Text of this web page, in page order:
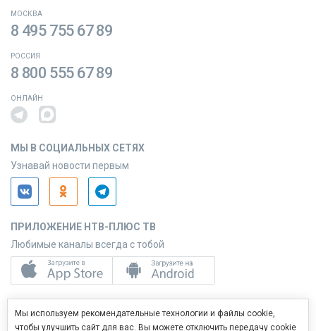
МОСКВА
8 495 755 67 89
РОССИЯ
8 800 555 67 89
ОНЛАЙН
МЫ В СОЦИАЛЬНЫХ СЕТЯХ
Узнавай новости первым
ПРИЛОЖЕНИЕ НТВ-ПЛЮС ТВ
Любимые каналы всегда с тобой
Управляй услугами с телефона
Мы используем рекомендательные технологии и файлы cookie,
чтобы улучшить сайт для вас. Вы можете отключить передачу cookie